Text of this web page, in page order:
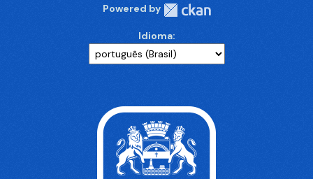
Powered by
Idioma